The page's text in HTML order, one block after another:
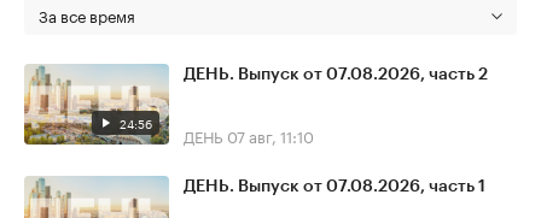
За все время
24:56
ДЕНЬ. Выпуск от 07.08.2026, часть 2
ДЕНЬ 07 авг, 11:10
ДЕНЬ. Выпуск от 07.08.2026, часть 1